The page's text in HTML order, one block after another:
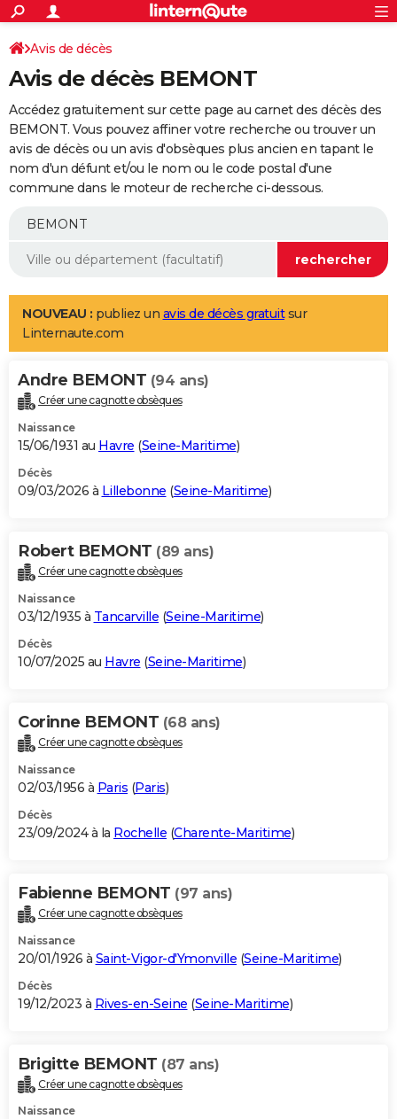
ACTUALITÉS
Politique
Société
Faits Divers
Education
Monde
Villes
+
SPORT
Coupe du monde 2026
Football
Tennis
Cyclisme
Rugby
Forum
Programme TV
TNT
Streaming
Cinéma
Sorties cinéma
Musique
+
FINANCE
Retraite
Epargne
Immobilier
Risques naturels par ville
Banque
Assurance
AUTO
Essais
Réserver un essai
Citadines
Berlines
SUV
Forum auto
+
Mobiles
Meilleur smartphone
Internet
Ordinateurs
Jeux vidéo
Guide high-tech
Aménagement intérieur
LIFESTYLE
Art de vivre
Bien-être
Loisirs
Mode
Modes de vie
Alimentation
Guide de la santé
Maladies
Médicaments
Sommeil
VOYAGE
Destinations
City break
Voyage nature
Voyage de noces
Forum
Climat
+PHOTO
GUIDES D'ACHAT
BONS PLANS
Carte de Noël
Carte Bonne année
Carte Saint-Valentin
Carte Pâques
Carte d'anniversaire
DICTIONNAIRE
Dictionnaire
Biographies
Citations
Expressions
Proverbes
PROGRAMME TV
S'inscrire
Se connecter
Lycées
Collèges
Primaires
Universités
Entreprises
Service militaire
Avis de recherche
AVIS DE DÉCÈS
Bricolage
Lifestyle
Culture
Sport
Auto
Television
Voyage
Cinema
Avis de décès
Avis de décès BEMONT
Accédez gratuitement sur cette page au carnet des décès des
BEMONT. Vous pouvez affiner votre recherche ou trouver un
avis de décès ou un avis d'obsèques plus ancien en tapant le
nom d'un défunt et/ou le nom ou le code postal d'une
commune dans le moteur de recherche ci-dessous.
NOUVEAU : publiez un avis de décès gratuitsur
Linternaute.com
Andre BEMONT (94 ans)
Créer une cagnotte obsèques
Naissance
15/06/1931 au Havre (Seine-Maritime)
Décès
09/03/2026 à Lillebonne (Seine-Maritime)
Robert BEMONT (89 ans)
Créer une cagnotte obsèques
Naissance
03/12/1935 à Tancarville (Seine-Maritime)
Décès
10/07/2025 au Havre (Seine-Maritime)
Corinne BEMONT (68 ans)
Créer une cagnotte obsèques
Naissance
02/03/1956 à Paris (Paris)
Décès
23/09/2024 à la Rochelle (Charente-Maritime)
Fabienne BEMONT (97 ans)
Créer une cagnotte obsèques
Naissance
20/01/1926 à Saint-Vigor-d'Ymonville (Seine-Maritime)
Décès
19/12/2023 à Rives-en-Seine (Seine-Maritime)
Brigitte BEMONT (87 ans)
Créer une cagnotte obsèques
Naissance